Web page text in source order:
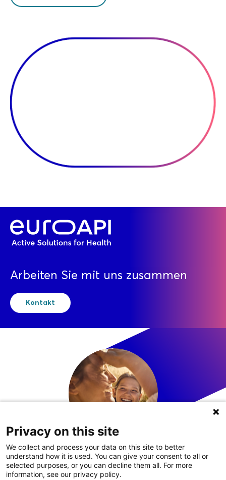
Arbeiten Sie mit uns zusammen
Kontakt
LinkedIn
Privacy on this site
We collect and process your data on this site to better
understand how it is used. You can give your consent to all or
selected purposes, or you can decline them all. For more
information, see our privacy policy.